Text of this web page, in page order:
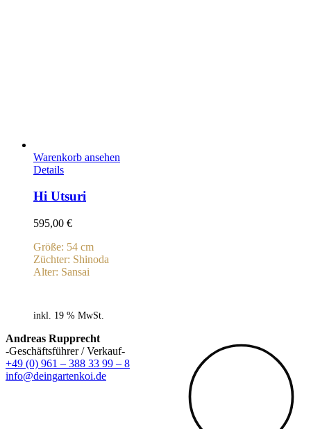
Warenkorb ansehen
Details
Hi Utsuri
595,00 €
Größe: 54 cm
Züchter: Shinoda
Alter: Sansai
inkl. 19 % MwSt.
Andreas Rupprecht
-Geschäftsführer / Verkauf-
+49 (0) 961 – 388 33 99 – 8
info@deingartenkoi.de